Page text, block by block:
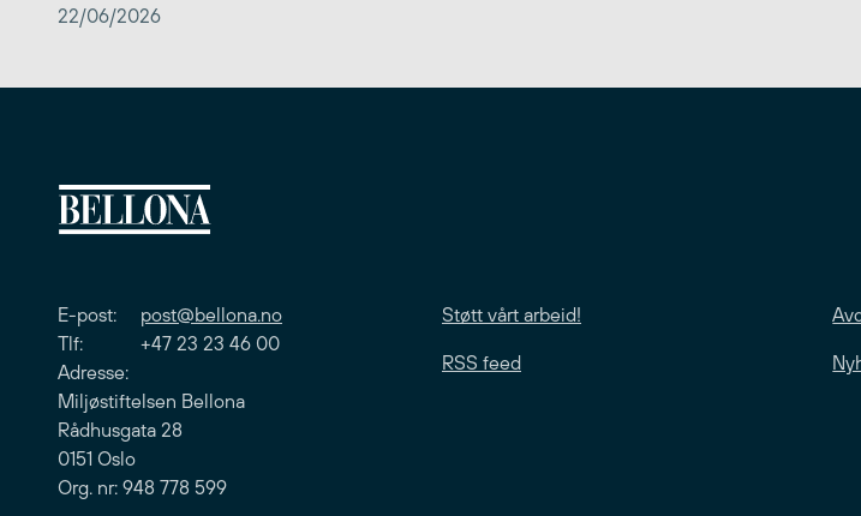
22/06/2026
E-post: post@bellona.no
Tlf: +47 23 23 46 00
Adresse:
Miljøstiftelsen Bellona
Rådhusgata 28
0151 Oslo
Org. nr: 948 778 599
Støtt vårt arbeid!
RSS feed